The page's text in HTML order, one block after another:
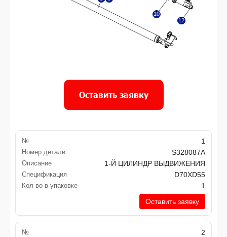
Оставить заявку
№ 1
Номер детали S328087A
Описание 1-Й ЦИЛИНДР ВЫДВИЖЕНИЯ
Спецификация D70XD55
Кол-во в упаковке
1
Оставить заявку
№ 2